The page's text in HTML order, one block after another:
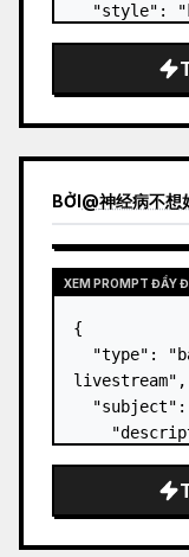
"style":
phát sáng",
nhẹ\"…
BỞI@神经病不想
XEM PROMPT ĐẦY
{
"type":
livestream",
"subject":
đen có in
trắng",